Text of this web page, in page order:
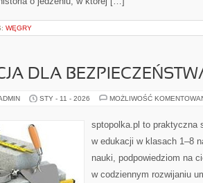
WĘGRY
DLA
STY - 11 - 2026 MOŻLIWOŚĆ
sptopolka.pl to praktyczna
w edukacji w klasach 1–8
nauki, podpowiedziom na
w codziennym rozwijaniu